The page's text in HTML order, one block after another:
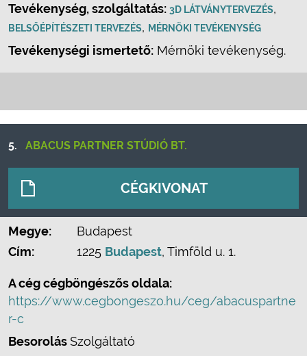
Tevékenység, szolgáltatás: 3D LÁTVÁNYTERVEZÉS,
BELSŐÉPÍTÉSZETI TERVEZÉS, MÉRNÖKI TEVÉKENYSÉG
Tevékenységi ismertető: Mérnöki tevékenység.
5. ABACUS PARTNER STÚDIÓ BT.
CÉGKIVONAT
Megye:
Budapest
Cím:
1225 Budapest, Timföld u. 1.
A cég cégböngészős oldala:
https://www.cegbongeszo.hu/ceg/abacuspartne
r-c
BesorolásSzolgáltató